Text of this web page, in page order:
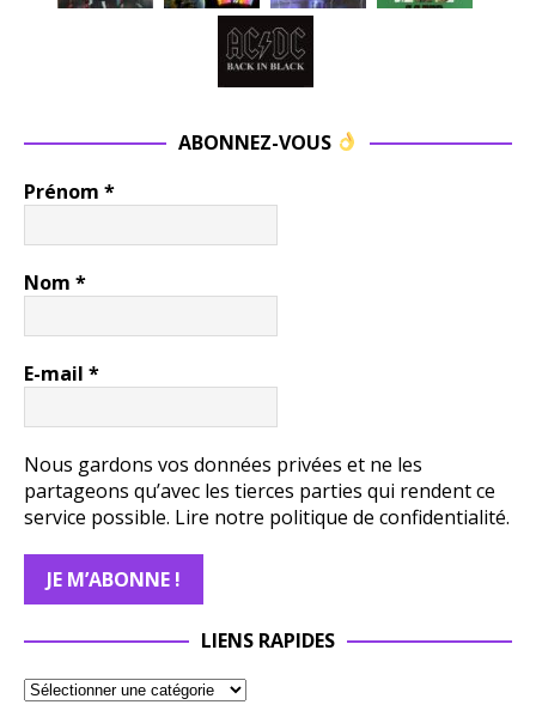
ABONNEZ-VOUS
Prénom *
Nom *
E-mail *
Nous gardons vos données privées et ne les
partageons qu’avec les tierces parties qui rendent ce
service possible. Lire notre politique de confidentialité.
LIENS RAPIDES